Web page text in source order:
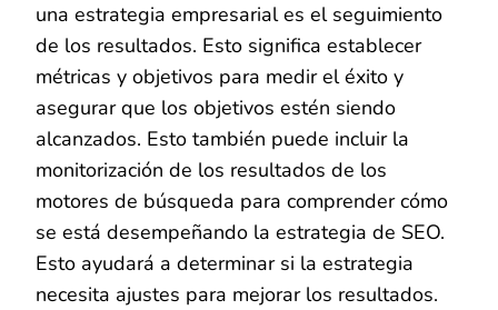
una estrategia empresarial es el seguimiento
de los resultados. Esto significa establecer
métricas y objetivos para medir el éxito y
asegurar que los objetivos estén siendo
alcanzados. Esto también puede incluir la
monitorización de los resultados de los
motores de búsqueda para comprender cómo
se está desempeñando la estrategia de SEO.
Esto ayudará a determinar si la estrategia
necesita ajustes para mejorar los resultados.